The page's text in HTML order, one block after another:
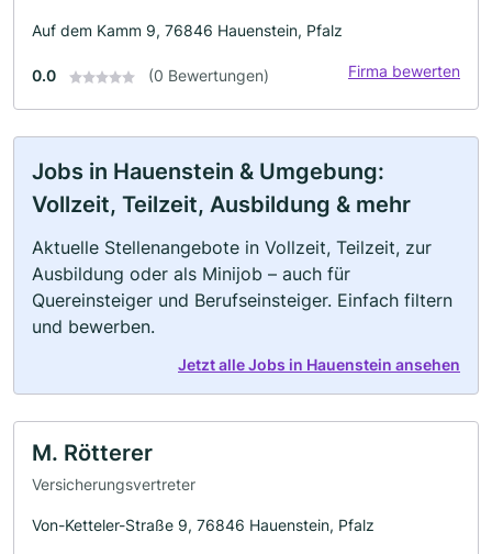
Auf dem Kamm 9, 76846 Hauenstein, Pfalz
0.0 (0 Bewertungen) Firma bewerten
Jobs in Hauenstein & Umgebung:
Vollzeit, Teilzeit, Ausbildung & mehr
Aktuelle Stellenangebote in Vollzeit, Teilzeit, zur
Ausbildung oder als Minijob – auch für
Quereinsteiger und Berufseinsteiger. Einfach filtern
und bewerben.
Jetzt alle Jobs in Hauenstein ansehen
M. Rötterer
Versicherungsvertreter
Von-Ketteler-Straße 9, 76846 Hauenstein, Pfalz